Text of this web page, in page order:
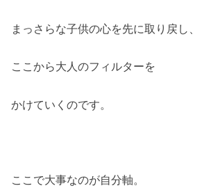
まっさらな子供の心を先に取り戻し、
ここから大人のフィルターを
かけていくのです。
ここで大事なのが自分軸。